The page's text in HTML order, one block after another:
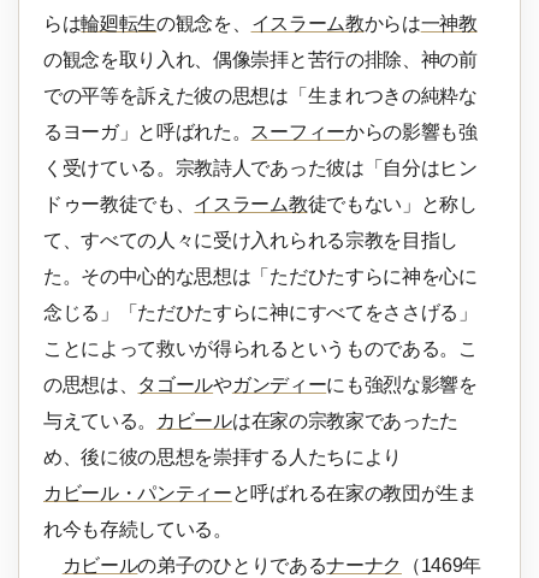
らは輪廻転生の観念を、 イスラーム教からは一神教
の観念を取り入れ、偶像崇拝と苦行の排除、神の前
での平等を訴えた彼の思想は「生まれつきの純粋な
るヨーガ」と呼ばれた。 スーフィーからの影響も強
く受けている。宗教詩人であった彼は「自分はヒン
ドゥー教徒でも、 イスラーム教徒でもない」と称し
て、すべての人々に受け入れられる宗教を目指し
た。その中心的な思想は「ただひたすらに神を心に
念じる」「ただひたすらに神にすべてをささげる」
ことによって救いが得られるというものである。こ
の思想は、 タゴールやガンディーにも強烈な影響を
与えている。
カビールは在家の宗教家であったた
め、後に彼の思想を崇拝する人たちにより
カビール・パンティーと呼ばれる在家の教団が生ま
れ今も存続している。
カビールの弟子のひとりであるナーナク
（1469年